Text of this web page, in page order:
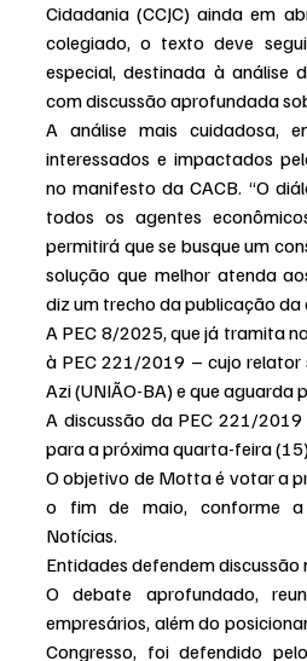
Cidadania (CCJC) ainda em
colegiado, o texto deve
especial, destinada à análise
com discussão aprofundada
A análise mais cuidadosa,
interessados e impactados
no manifesto da CACB. “O
todos os agentes
permitirá que se busque um
solução que melhor atenda
diz um trecho da publicação
A PEC 8/2025, que já tramita
à PEC 221/2019 – cujo
Azi (UNIÃO-BA) e que aguarda
A discussão da PEC 221/
para a próxima quarta-feira
O objetivo de Motta é votar a
o fim de maio, conforme a
Notícias.
Entidades defendem discussão
O debate aprofundado,
empresários, além do
Congresso, foi defendido